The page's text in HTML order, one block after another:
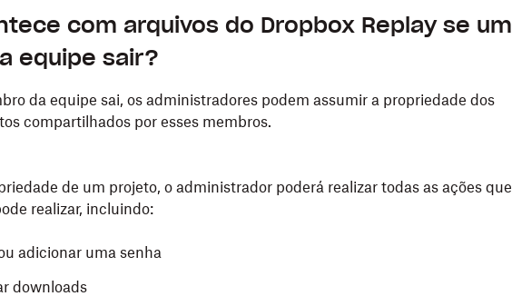
com arquivos do Dropbox Replay se um
equipe sair?
da equipe sai, os administradores podem assumir a propriedade dos
compartilhados por esses membros.
de um projeto, o administrador poderá realizar todas as ações que
realizar, incluindo:
adicionar uma senha
downloads